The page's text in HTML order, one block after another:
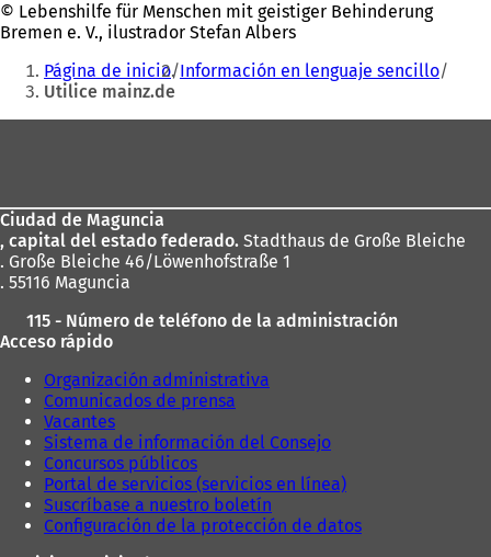
© Lebenshilfe für Menschen mit geistiger Behinderung
Bremen e. V., ilustrador Stefan Albers
Estás
aquí:
Página de inicio Información en lenguaje sencillo
Utilice mainz.de
pies
Ciudad de Maguncia
, capital del estado federado. Stadthaus de Große Bleiche
. Große Bleiche 46/Löwenhofstraße 1
. 55116 Maguncia
115 - Número de teléfono de la administración
Acceso rápido
Organización administrativa
Comunicados de prensa
Vacantes
Sistema de información del Consejo
Concursos públicos
Portal de servicios (servicios en línea)
Suscríbase a nuestro boletín
Configuración de la protección de datos